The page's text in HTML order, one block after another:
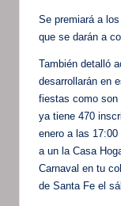
Se premiará a
que se darán a
También detalló
desarrollarán en
fiestas como son
ya tiene 470
enero a las
a un la Casa
Carnaval en tu
de Santa Fe el